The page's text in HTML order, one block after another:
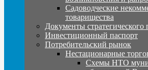
Садоводческие
товарищества
Документы стратегического
Инвестиционный паспорт
Потребительский рынок
Нестационарные
Схемы НТО